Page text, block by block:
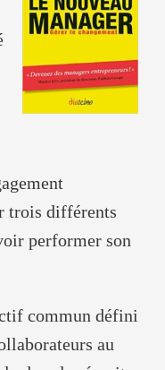
trois différents
performer son
commun défini
au